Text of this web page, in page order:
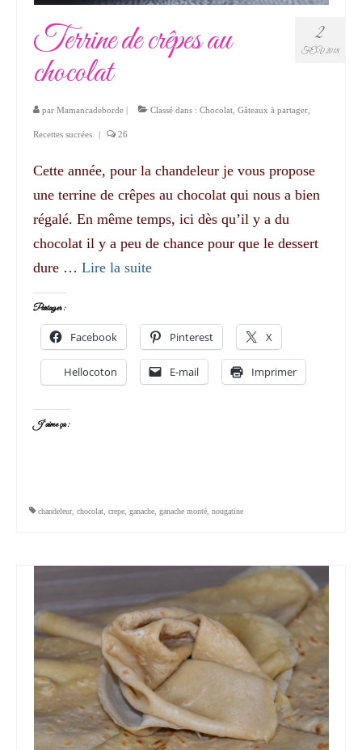
2
FÉV 2018
Terrine de crêpes au
chocolat
par Mamancadeborde | Classé dans : Chocolat Gâteaux à partager
Recettes sucrées | 26
Cette année, pour la chandeleur je vous propose
une terrine de crêpes au chocolat qui nous a bien
régalé. En même temps, ici dès qu’il y a du
chocolat il y a peu de chance pour que le dessert
dure … Lire la suite­­
Partager :
Facebook Pinterest X
Hellocoton E-mail Imprimer
J’aime ça :
chandeleur, chocolat crepe ganache ganache monté nougatine